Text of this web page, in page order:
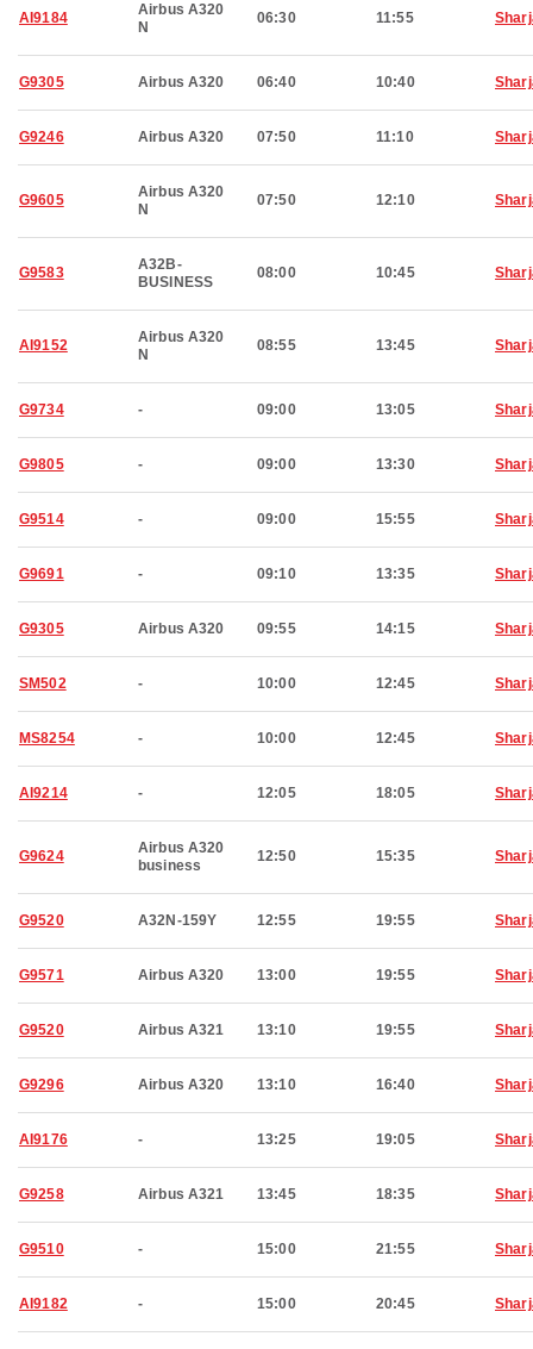
AI9184
Airbus A320
N
06:30 11:55
G9305 Airbus A320 06:40 10:40
G9246 Airbus A320 07:50 11:10
G9605
Airbus A320
N
07:50 12:10
G9583
A32B-
BUSINESS
08:00 10:45
AI9152
Airbus A320
N
08:55 13:45
G9734 - 09:00 13:05
G9805 - 09:00 13:30
G9514 - 09:00 15:55
G9691 - 09:10 13:35
G9305 Airbus A320 09:55 14:15
SM502 - 10:00 12:45
MS8254 - 10:00 12:45
AI9214 - 12:05 18:05
G9624
Airbus A320
business
12:50 15:35
G9520 A32N-159Y 12:55 19:55
G9571 Airbus A320 13:00 19:55
G9520 Airbus A321 13:10 19:55
G9296 Airbus A320 13:10 16:40
AI9176 - 13:25 19:05
G9258 Airbus A321 13:45 18:35
G9510 - 15:00 21:55
AI9182 - 15:00 20:45